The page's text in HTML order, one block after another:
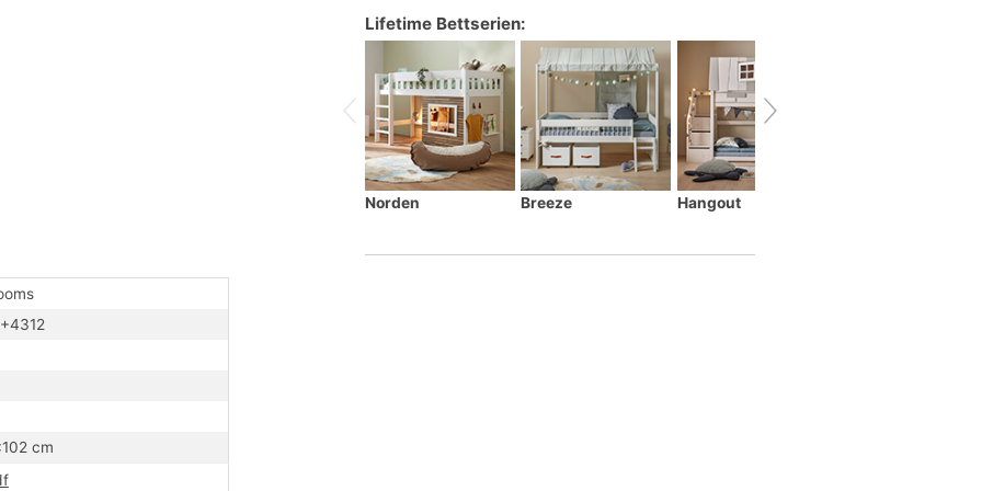
Lifetime Bettserien:
Norden Breeze Hangout
cm